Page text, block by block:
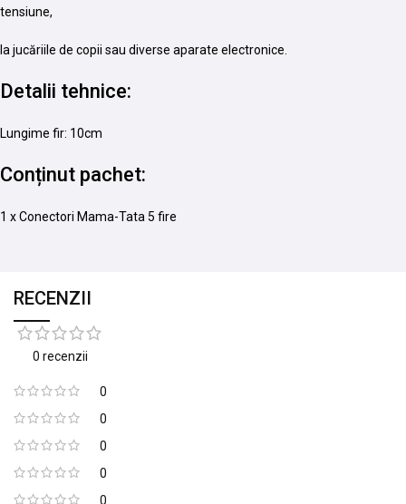
tensiune,
la jucăriile de copii sau diverse aparate electronice.
Detalii tehnice:
Lungime fir: 10cm
Conținut pachet:
1 x Conectori Mama-Tata 5 fire
RECENZII
0 recenzii
0
0
0
0
0